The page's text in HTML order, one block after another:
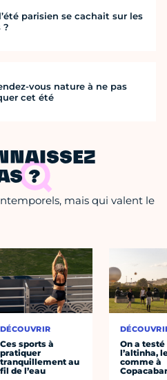
parisien se cachait sur les
?
vous nature à ne pas
cet été
?
mais qui valent le
DÉCOUVRIR
Ces sports à
pratiquer
tranquillement au
fil de l’eau
On a testé
l’altinha,
comme à